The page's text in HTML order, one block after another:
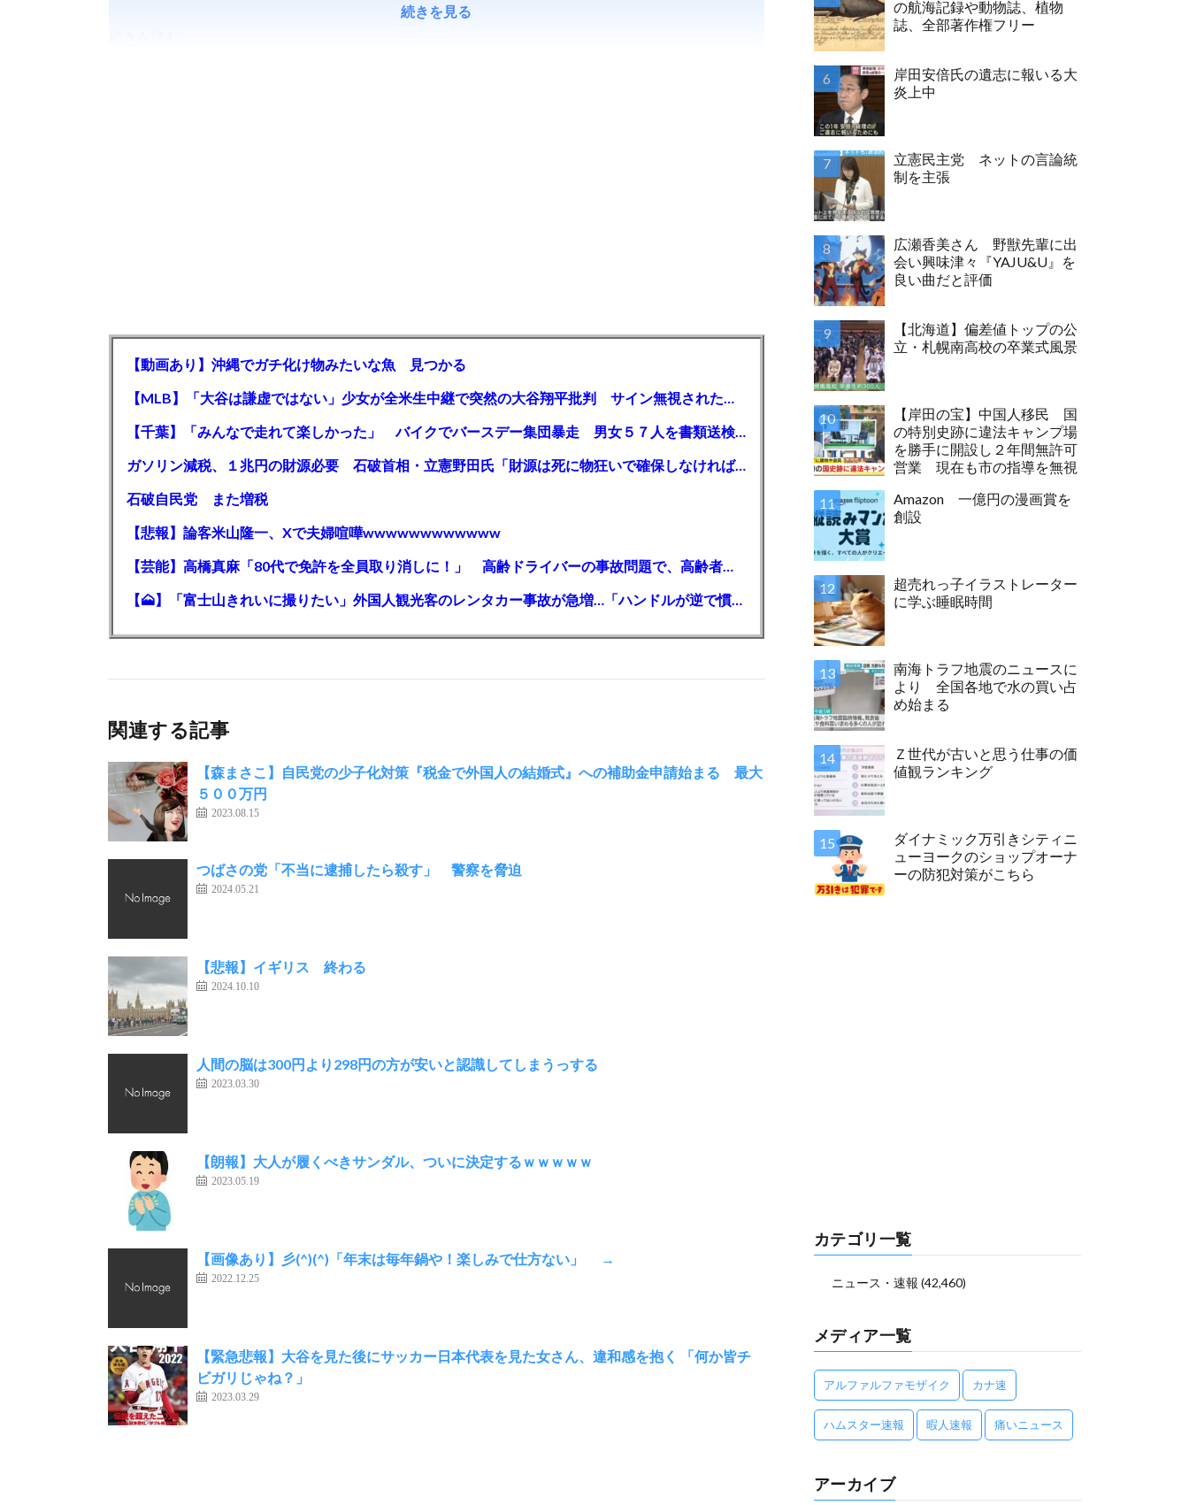
続きを見る
【動画あり】沖縄でガチ化け物みたいな魚 見つかる
【MLB】「大谷は謙虚ではない」少女が全米生中継で突然の大谷翔平批判 サイン無視された過去明かす
【千葉】「みんなで走れて楽しかった」 バイクでバースデー集団暴走 男女５７人を書類送検 SNSで参加者募る
ガソリン減税、１兆円の財源必要 石破首相・立憲野田氏「財源は死に物狂いで確保しなければならない」「本当に死に物狂いで」
石破自民党 また増税
【悲報】論客米山隆一、Xで夫婦喧嘩wwwwwwwwwwww
【芸能】高橋真麻「80代で免許を全員取り消しに！」 高齢ドライバーの事故問題で、高齢者の運転免許取り消し法を提案
【🗻】「富士山きれいに撮りたい」外国人観光客のレンタカー事故が急増…「ハンドルが逆で慣れず」、道の狭さも
関連する記事
【森まさこ】自民党の少子化対策『税金で外国人の結婚式』への補助金申請始まる 最大
５００万円
2023.08.15
つばさの党「不当に逮捕したら殺す」 警察を脅迫
2024.05.21
【悲報】イギリス 終わる
2024.10.10
人間の脳は300円より298円の方が安いと認識してしまうっする
2023.03.30
【朗報】大人が履くべきサンダル、ついに決定するｗｗｗｗｗ
2023.05.19
【画像あり】彡(^)(^)「年末は毎年鍋や！楽しみで仕方ない」 →
2022.12.25
【緊急悲報】大谷を見た後にサッカー日本代表を見た女さん、違和感を抱く 「何か皆チ
ビガリじゃね？」
2023.03.29
の航海記録や動物誌、植物
誌、全部著作権フリー
岸田安倍氏の遺志に報いる大
炎上中
立憲民主党 ネットの言論統
制を主張
広瀬香美さん 野獣先輩に出
会い興味津々『YAJU&U』を
良い曲だと評価
【北海道】偏差値トップの公
立・札幌南高校の卒業式風景
【岸田の宝】中国人移民 国
の特別史跡に違法キャンプ場
を勝手に開設し２年間無許可
営業 現在も市の指導を無視
Amazon 一億円の漫画賞を
創設
超売れっ子イラストレーター
に学ぶ睡眠時間
南海トラフ地震のニュースに
より 全国各地で水の買い占
め始まる
Ｚ世代が古いと思う仕事の価
値観ランキング
ダイナミック万引きシティニ
ューヨークのショップオーナ
ーの防犯対策がこちら
カテゴリ一覧
ニュース・速報 (42,460)
メディア一覧
アルファルファモザイク カナ速
ハムスター速報 暇人速報 痛いニュース
アーカイブ